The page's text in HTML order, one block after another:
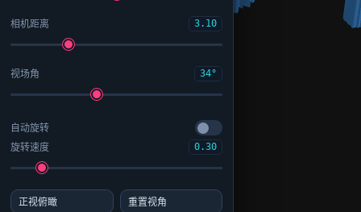
相机距离 3.10
视场角 34°
自动旋转
旋转速度
0.30
正视俯瞰 重置视角